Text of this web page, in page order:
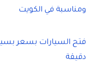
ومناسبة في الكويت
دقيقة